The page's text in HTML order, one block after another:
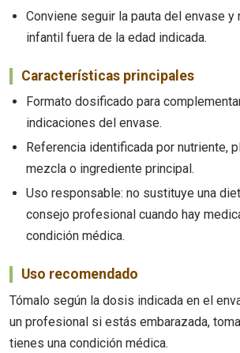
Conviene seguir la pauta del envase y
infantil fuera de la edad indicada.
Características principales
Formato dosificado para
indicaciones del envase.
Referencia identificada por nutriente,
mezcla o ingrediente principal.
Uso responsable: no sustituye una
consejo profesional cuando hay
condición médica.
Uso recomendado
Tómalo según la dosis indicada en el
un profesional si estás embarazada,
tienes una condición médica.